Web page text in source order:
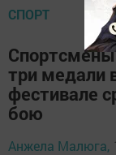
СПОРТ
Спортсмены
три медали
фестивале
бою
Анжела Малюга,